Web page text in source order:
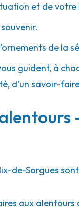
et de votre
de la
guident, à
d'un savoir-
de-Sorgues
aux alentours